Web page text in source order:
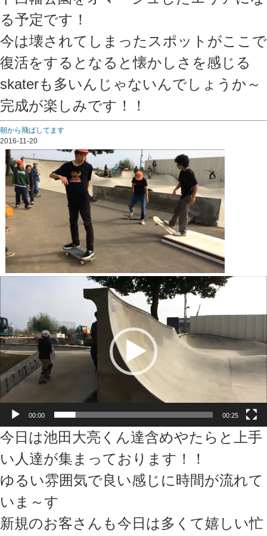
る予定です！
今は壊されてしまったスポットがここで
復活をするとなると懐かしさを感じる
skaterも多いんじゃないんでしょうか～
完成が楽しみです！！
朝から飛ばしてます
2016-11-20
ー
ヤ
ー
00:00 00:25
今日は池田大亮くん達含めやたらと上手
い人達が集まっております！！
ゆるい雰囲気で良い感じに時間が流れて
いま～す
新規のお客さんも今日は多くて嬉しい忙